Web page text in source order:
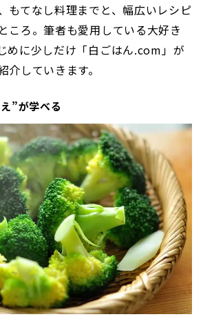
もてなし料理までと、幅広いレシピ
ころ。筆者も愛用している大好き
めに少しだけ「白ごはん.com」が
介していきます。
”が学べる